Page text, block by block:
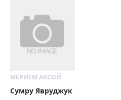
МЕРИЕМ АКСОЙ
Сумру Явруджук